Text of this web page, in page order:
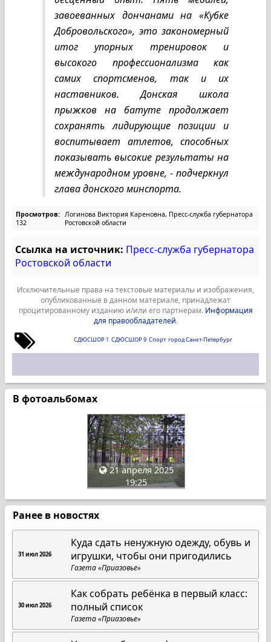
завоеванных дончанами на «Кубке
Добровольского», это закономерный
итог упорных тренировок и
высокого профессионализма как
самих спортсменов, так и их
наставников. Донская школа
прыжков на батуте продолжает
сохранять лидирующие позиции и
воспитывает атлетов, способных
показывать высокие результаты на
международном уровне, - подчеркнул
глава донского минспорта.
Просмотров:
132
Логинова Виктория Кареновна, Пресс-служба губернатора
Ростовской области
Ссылка на источник: Пресс-служба губернатора
Ростовской области
Исключительные права на текстовые материалы и изображения,
опубликованные в данном материале, принадлежат
процитированному изданию и/или его партнерам. Информация
для правообладателей.
СДЮСШОР 1 СДЮСШОР 9 Спорт город Санкт-Петербург
В фотоальбомах
21 апреля 2025
19:25
Ранее в новостях
31 июл 2026
Куда сдать ненужную одежду, обувь и
игрушки, чтобы они пригодились
Газета «Приазовье»
30 июл 2026
Как собрать ребёнка в первый класс:
полный список
Газета «Приазовье»